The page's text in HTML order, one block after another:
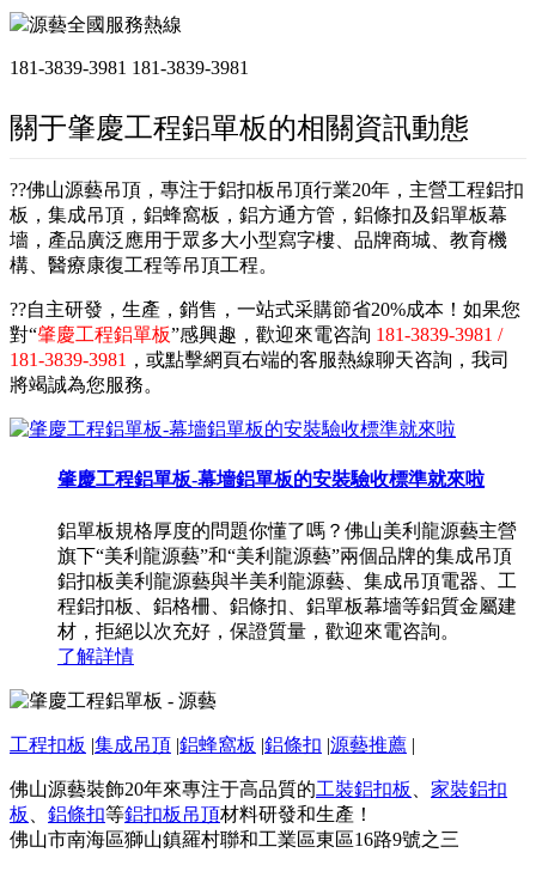
源藝全國服務熱線
181-3839-3981 181-3839-3981
關于肇慶工程鋁單板的相關資訊動態
??佛山源藝吊頂，專注于鋁扣板吊頂行業20年，主營工程鋁扣
板，集成吊頂，鋁蜂窩板，鋁方通方管，鋁條扣及鋁單板幕
墻，產品廣泛應用于眾多大小型寫字樓、品牌商城、教育機
構、醫療康復工程等吊頂工程。
??自主研發，生產，銷售，一站式采購節省20%成本！如果您
對“肇慶工程鋁單板”感興趣，歡迎來電咨詢 181-3839-3981 /
181-3839-3981 ，或點擊網頁右端的客服熱線聊天咨詢，我司
將竭誠為您服務。
肇慶工程鋁單板-幕墻鋁單板的安裝驗收標準就來啦
鋁單板規格厚度的問題你懂了嗎？佛山美利龍源藝主營
旗下“美利龍源藝”和“美利龍源藝”兩個品牌的集成吊頂
鋁扣板美利龍源藝與半美利龍源藝、集成吊頂電器、工
程鋁扣板、鋁格柵、鋁條扣、鋁單板幕墻等鋁質金屬建
材，拒絕以次充好，保證質量，歡迎來電咨詢。
了解詳情
工程扣板 |集成吊頂 |鋁蜂窩板 |鋁條扣 |源藝推薦 |
佛山源藝裝飾20年來專注于高品質的工裝鋁扣板
家裝鋁扣
板
鋁條扣等鋁扣板吊頂材料研發和生產！
佛山市南海區獅山鎮羅村聯和工業區東區16路9號之三